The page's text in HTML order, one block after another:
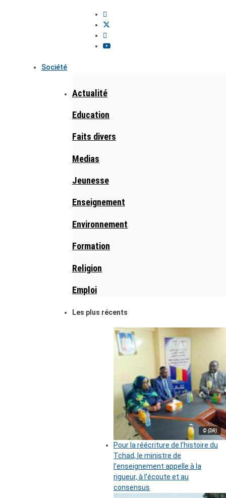
Société
Actualité
Education
Faits divers
Medias
Jeunesse
Enseignement
Environnement
Formation
Religion
Emploi
Les plus récents
© (DR)
Pour la réécriture de l’histoire du
Tchad, le ministre de
l’enseignement appelle à la
rigueur, à l’écoute et au
consensus